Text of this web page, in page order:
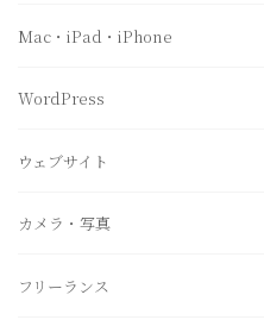
Mac・iPad・iPhone
WordPress
ウェブサイト
カメラ・写真
フリーランス